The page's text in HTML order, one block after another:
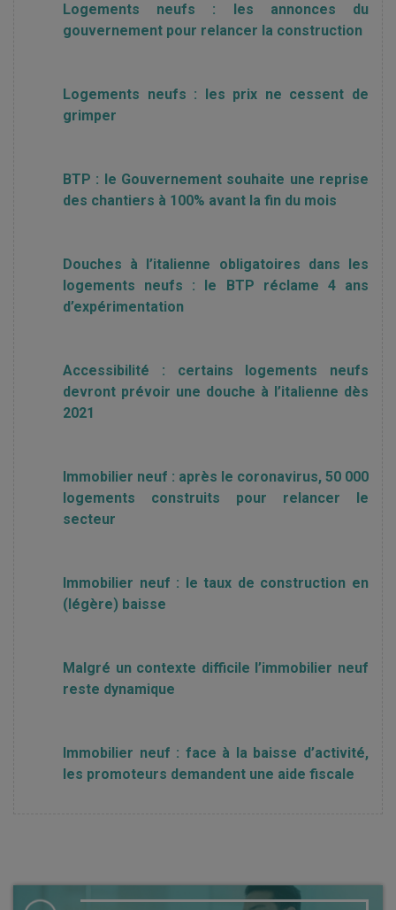
Logements neufs : les annonces du
gouvernement pour relancer la construction
Logements neufs : les prix ne cessent de
grimper
BTP : le Gouvernement souhaite une reprise
des chantiers à 100% avant la fin du mois
Douches à l’italienne obligatoires dans les
logements neufs : le BTP réclame 4 ans
d’expérimentation
Accessibilité : certains logements neufs
devront prévoir une douche à l’italienne dès
2021
Immobilier neuf : après le coronavirus, 50 000
logements construits pour relancer le
secteur
Immobilier neuf : le taux de construction en
(légère) baisse
Malgré un contexte difficile l’immobilier neuf
reste dynamique
Immobilier neuf : face à la baisse d’activité,
les promoteurs demandent une aide fiscale